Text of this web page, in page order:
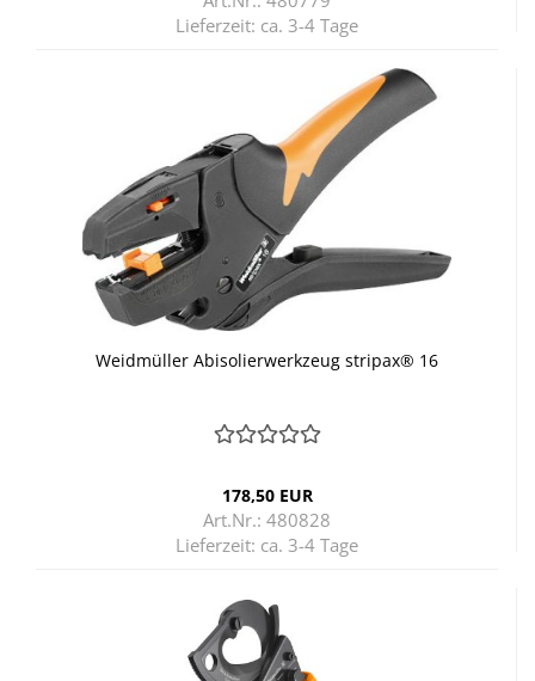
Lieferzeit: ca. 3-4 Tage
Weid­mül­ler Ab­iso­lier­werk­zeug stri­pax® 16
178,50 EUR
Art.Nr.: 480828
Lieferzeit: ca. 3-4 Tage